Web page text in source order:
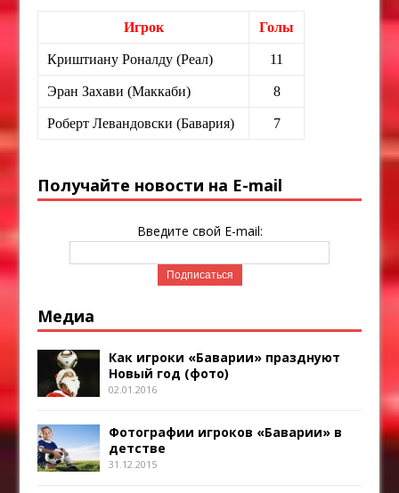
Игрок Голы
Криштиану Роналду (Реал) 11
Эран Захави (Маккаби) 8
Роберт Левандовски (Бавария) 7
Получайте новости на E-mail
Введите свой E-mail:
Медиа
Как игроки «Баварии» празднуют
Новый год (фото)
02.01.2016
Фотографии игроков «Баварии» в
детстве
31.12.2015